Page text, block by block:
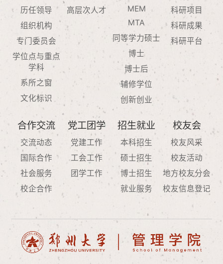
历任领导
组织机构
专门委员会
学位点与重点
学科
系所之窗
文化标识
高层次人才
MEM
MTA
同等学力硕士
博士
博士后
辅修学位
创新创业
科研项目
科研成果
科研平台
合作交流
交流动态
国际合作
社会服务
校企合作
党工团学
党建工作
工会工作
团学工作
招生就业
本科招生
硕士招生
博士招生
就业服务
校友会
校友风采
校友活动
地方校友分会
校友信息登记